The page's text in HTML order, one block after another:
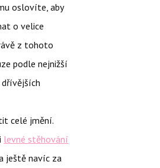
oslovíte, aby
o velice
z tohoto
podle nejnižší
celé jmění.
levné stěhování
ještě navíc za